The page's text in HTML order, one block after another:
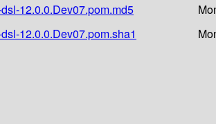
12.0.0.Dev07.pom.md5
12.0.0.Dev07.pom.sha1